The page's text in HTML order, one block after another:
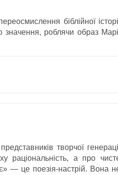
біблійної
роблячи образ
творчої
раціональність, а про
— це поезія-настрій. Вона